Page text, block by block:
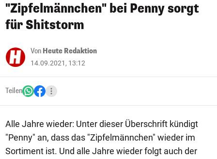
"Zipfelmännchen" bei Penny sorgt
für Shitstorm
Von Heute Redaktion
14.09.2021, 13:12
Teilen
Alle Jahre wieder: Unter dieser Überschrift kündigt
"Penny" an, dass das "Zipfelmännchen" wieder im
Sortiment ist. Und alle Jahre wieder folgt auch der